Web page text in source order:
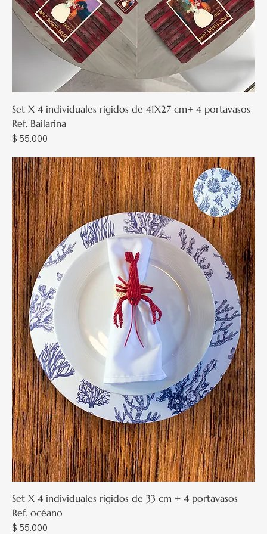
Set X 4 individuales rígidos de 41X27 cm+ 4 portavasos
Ref. Bailarina
Precio
$ 55.000
Set X 4 individuales rígidos de 33 cm + 4 portavasos
Ref. océano
Precio
$ 55.000